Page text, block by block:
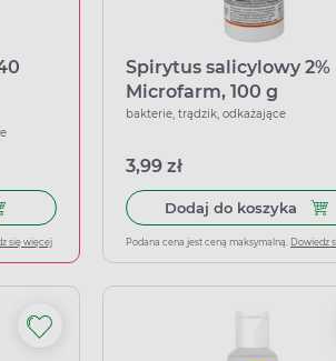
do koszyka Ibuprom Max Sprint, 40
się więcej
Spirytus salicylowy 2%
Microfarm, 100 g
bakterie, trądzik, odkażające
3,99 zł
Dodaj do koszyka
Podana cena jest ceną maksymalną. Dowiedz